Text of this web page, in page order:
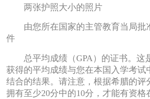
两张护照大小的照片
由您所在国家的主管教育当局批
件
总平均成绩（GPA）的证书。这
获得的平均成绩与您在本国入学考试
结合的结果。请注意，根据希腊的评
拥有至少20分中的10分，才能有资格